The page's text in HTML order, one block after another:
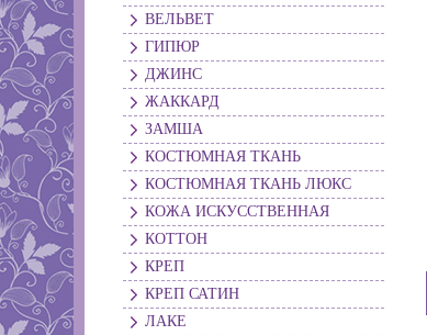
ВЕЛЬВЕТ
ГИПЮР
ДЖИНС
ЖАККАРД
ЗАМША
КОСТЮМНАЯ ТКАНЬ
КОСТЮМНАЯ ТКАНЬ ЛЮКС
КОЖА ИСКУССТВЕННАЯ
КОТТОН
КРЕП
КРЕП САТИН
ЛАКЕ